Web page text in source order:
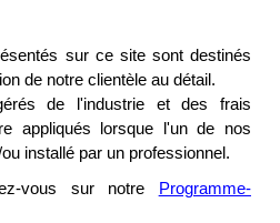
sur ce site sont destinés
de notre clientèle au détail.
de l'industrie et des frais
appliqués lorsque l'un de nos
installé par un professionnel.
vous sur notre
Programme-